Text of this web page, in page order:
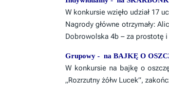
W konkursie wzięło udział 17
Nagrody główne otrzymały:
Dobrowolska 4b – za prostotę
Grupowy - na BAJKĘ O
W konkursie na bajkę o
„Rozrzutny żółw Lucek”,